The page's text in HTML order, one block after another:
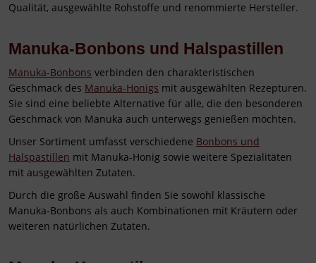
Qualität, ausgewählte Rohstoffe und renommierte Hersteller.
Manuka-Bonbons und Halspastillen
Manuka-Bonbons verbinden den charakteristischen
Geschmack des Manuka-Honigs mit ausgewählten Rezepturen.
Sie sind eine beliebte Alternative für alle, die den besonderen
Geschmack von Manuka auch unterwegs genießen möchten.
Unser Sortiment umfasst verschiedene Bonbons und
Halspastillen mit Manuka-Honig sowie weitere Spezialitäten
mit ausgewählten Zutaten.
Durch die große Auswahl finden Sie sowohl klassische
Manuka-Bonbons als auch Kombinationen mit Kräutern oder
weiteren natürlichen Zutaten.